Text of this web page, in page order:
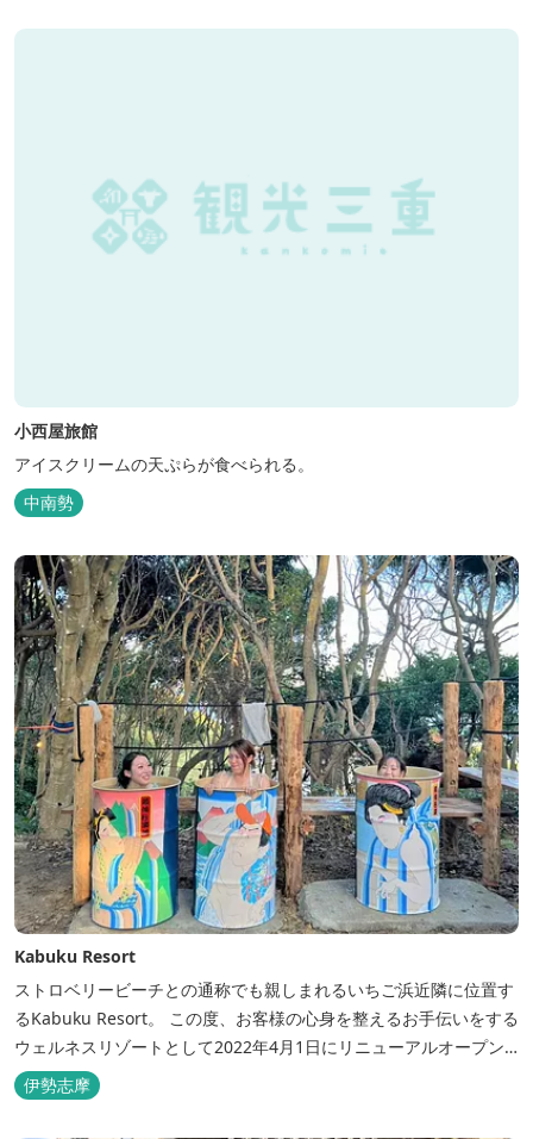
小西屋旅館
アイスクリームの天ぷらが食べられる。
中南勢
Kabuku Resort
ストロベリービーチとの通称でも親しまれるいちご浜近隣に位置す
るKabuku Resort。 この度、お客様の心身を整えるお手伝いをする
ウェルネスリゾートとして2022年4月1日にリニューアルオープン
いたしました。 フィンランド式ロウリュテントサウナがご宿泊区画
に1張ずつ付属されたプランが登場。 「ととのう」条件が揃い、さ
伊勢志摩